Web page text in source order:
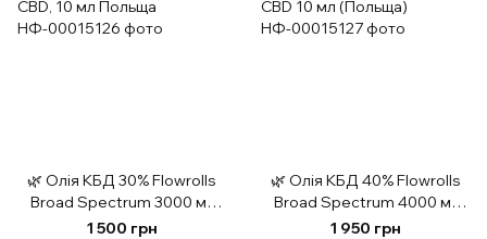
🌿 Олія КБД 30% Flowrolls
Broad Spectrum 3000 мг
CBD, 10 мл Польща
1 500 грн
🌿 Олія КБД 40% Flowrolls
Broad Spectrum 4000 мг
CBD 10 мл (Польща)
1 950 грн